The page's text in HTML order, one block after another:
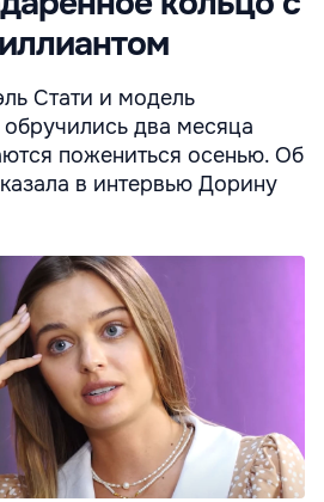
Стати и модель
два месяца
пожениться осенью. Об
в интервью Дорину